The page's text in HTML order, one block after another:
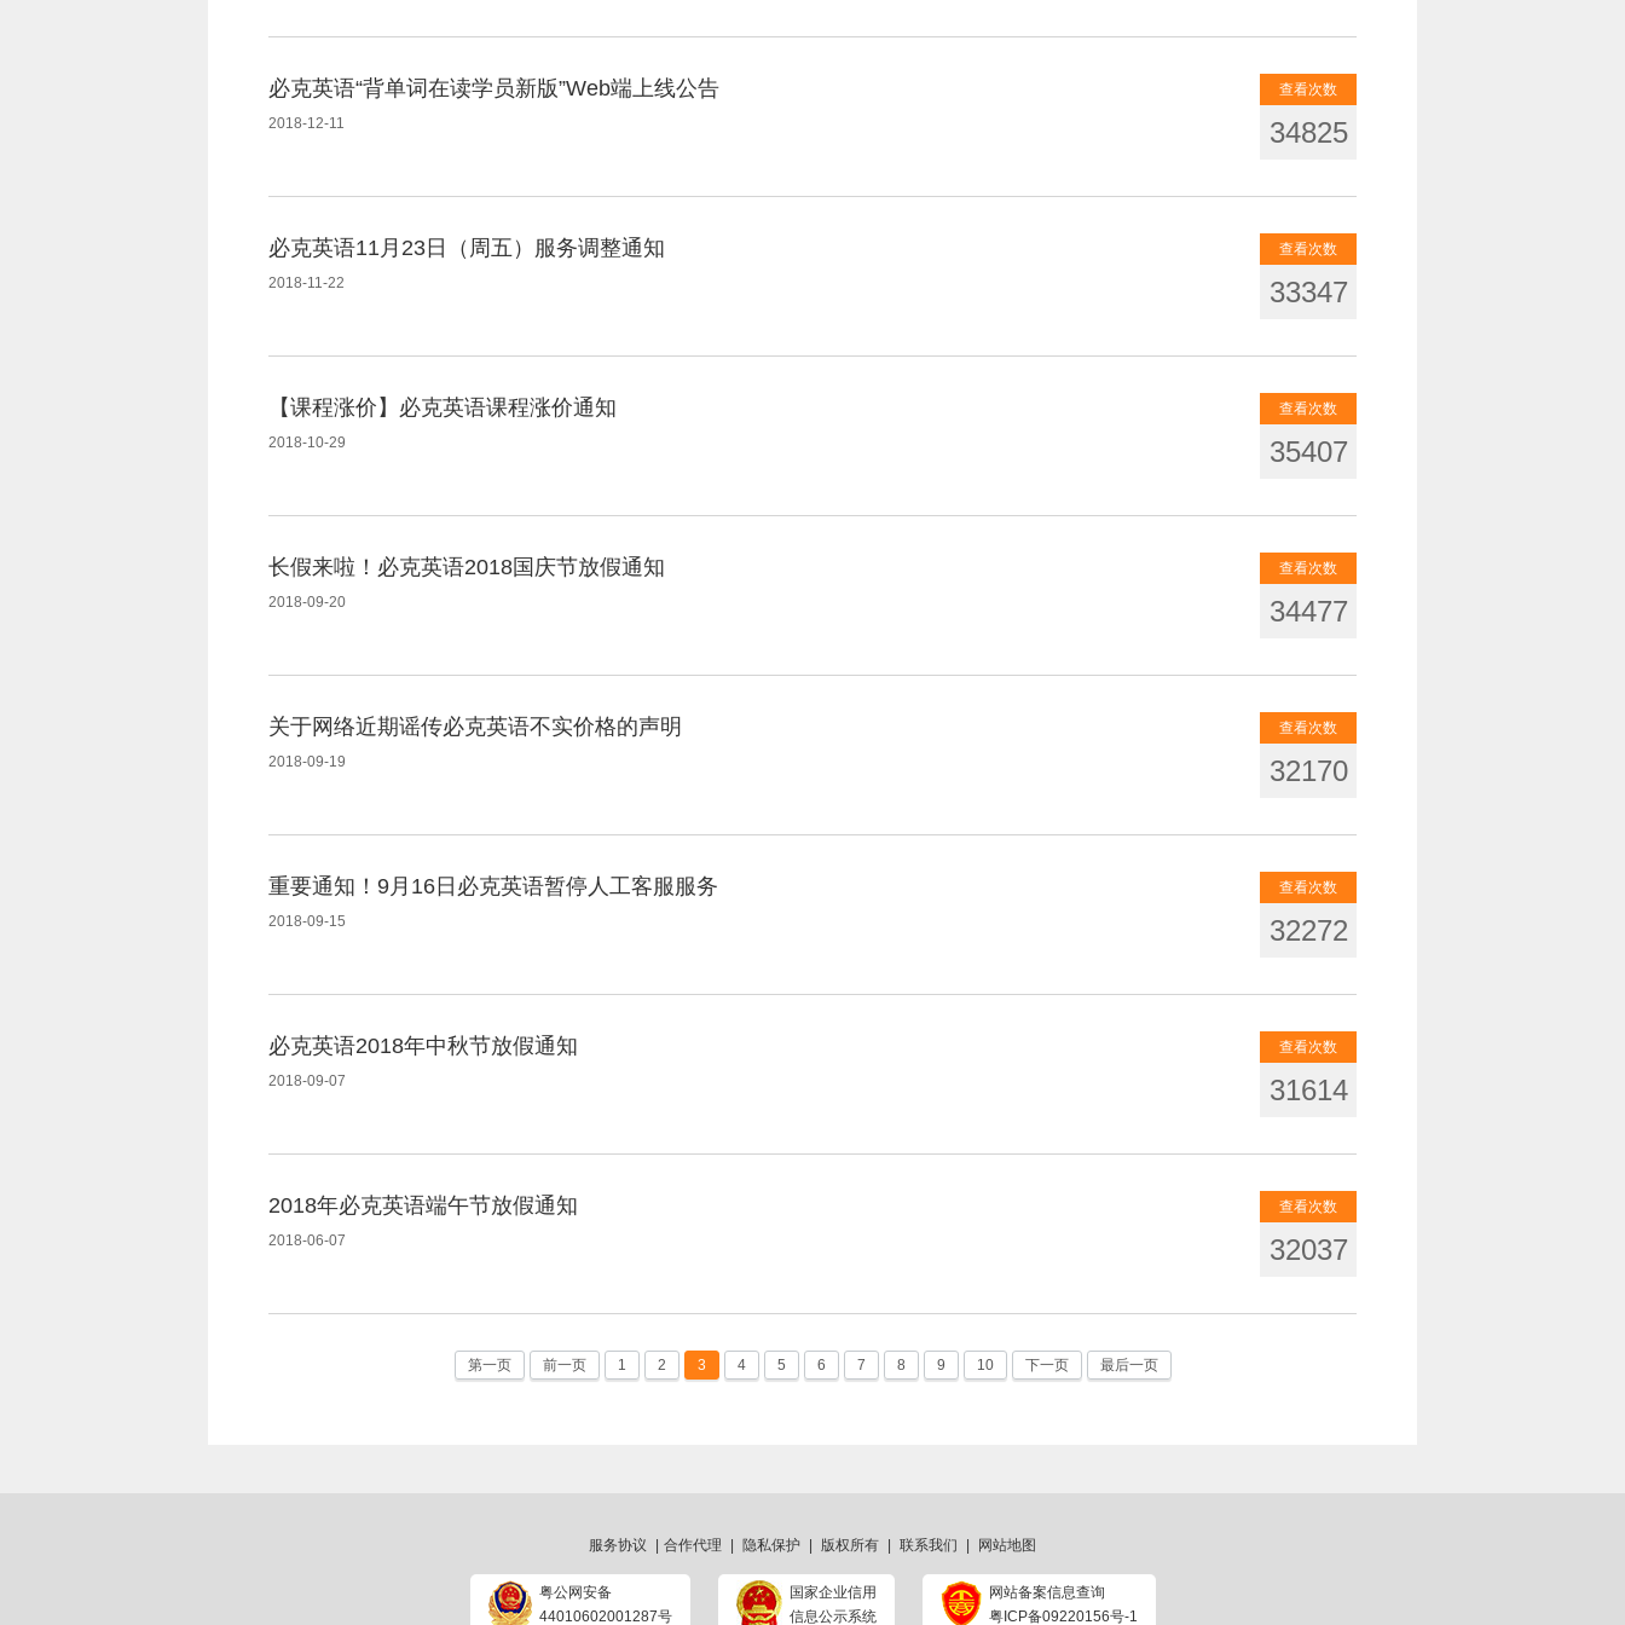
查看次数
34825
必克英语“背单词在读学员新版”Web端上线公告
2018-12-11
查看次数
33347
必克英语11月23日（周五）服务调整通知
2018-11-22
查看次数
35407
【课程涨价】必克英语课程涨价通知
2018-10-29
查看次数
34477
长假来啦！必克英语2018国庆节放假通知
2018-09-20
查看次数
32170
关于网络近期谣传必克英语不实价格的声明
2018-09-19
查看次数
32272
重要通知！9月16日必克英语暂停人工客服服务
2018-09-15
查看次数
31614
必克英语2018年中秋节放假通知
2018-09-07
查看次数
32037
2018年必克英语端午节放假通知
2018-06-07
第一页 前一页 1 2 3 4 5 6 7 8 9 10 下一页 最后一页
服务协议 合作代理 隐私保护 版权所有 联系我们 网站地图
粤公网安备
44010602001287号
国家企业信用
信息公示系统
网站备案信息查询
粤ICP备09220156号-1